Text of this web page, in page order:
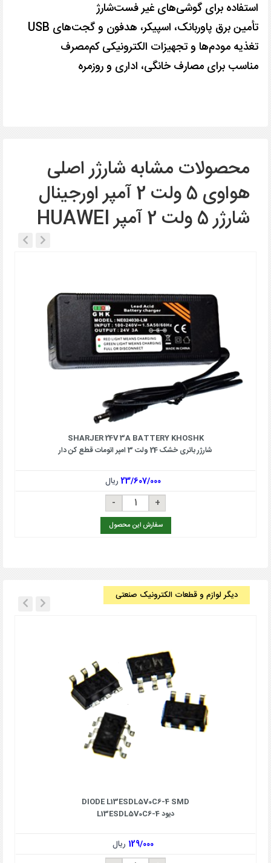
استفاده برای گوشی‌های غیر فست‌شارژ
تأمین برق پاوربانک، اسپیکر، هدفون و گجت‌های USB
تغذیه مودم‌ها و تجهیزات الکترونیکی کم‌مصرف
مناسب برای مصارف خانگی، اداری و روزمره
محصولات مشابه شارژر اصلی
هواوی 5 ولت 2 آمپر اورجینال
شارژر 5 ولت 2 آمپر HUAWEI
SHARJER 24V 3A BATTERY KHOSHK
شارژر باتری خشک 24 ولت 3 امپر اتومات قطع کن دار
23/607/000ریال
سفارش این محصول
دیگر لوازم و قطعات الکترونیک صنعتی
DIODE L13ESDL5V0C6-4 SMD
دیود L13ESDL5V0C6-4
129/000 ریال